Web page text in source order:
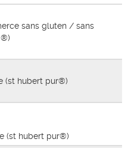
sans gluten / sans
®)
(st hubert pur®)
(st hubert pur®)